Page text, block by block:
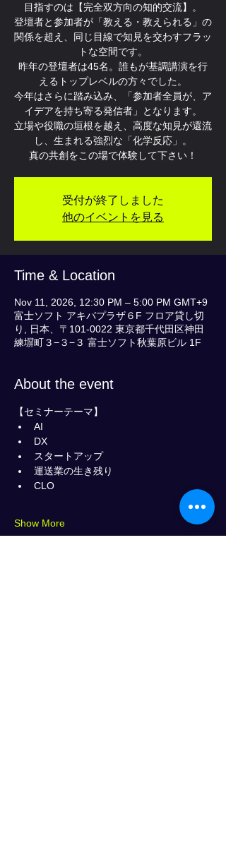
目指すのは【完全双方向の知的交流】。
登壇者と参加者が「教える・教えられる」の
関係を超え、同じ目線で知見を交わすフラッ
トな空間です。
昨年の登壇者は45名。誰もが基調講演を行
えるトップレベルの方々でした。
今年はさらに踏み込み、「参加者全員が、ア
イデアを持ち寄る発信者」となります。
立場や役職の垣根を越え、高度な知見が還流
し、生まれる強烈な「化学反応」。
真の共創をこの場で体験して下さい！
受付が終了しました
他のイベントを見る
Time & Location
Nov 11, 2026, 12:30 PM – 5:00 PM GMT+9
富士ソフト アキバプラザ６F フロア貸し切
り, 日本、〒101-0022 東京都千代田区神田
練塀町３−３−３ 富士ソフト秋葉原ビル 1F
About the event
【セミナーテーマ】
AI
DX
スタートアップ
運送業の生き残り
CLO
Show More